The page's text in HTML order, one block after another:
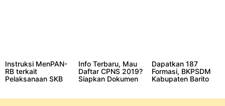
Instruksi MenPAN-
RB terkait
Pelaksanaan SKB
Info Terbaru, Mau
Daftar CPNS 2019?
Siapkan Dokumen
Dapatkan 187
Formasi, BKPSDM
Kabupaten Barito
Penerimaan CPNS